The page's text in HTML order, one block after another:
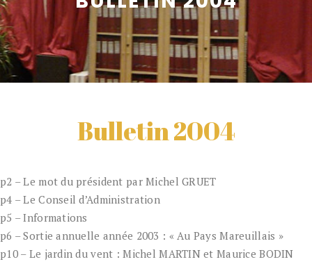
Bulletin 2004
p2 – Le mot du président par Michel GRUET
p4 – Le Conseil d’Administration
p5 – Informations
p6 – Sortie annuelle année 2003 : « Au Pays Mareuillais »
p10 – Le jardin du vent : Michel MARTIN et Maurice BODIN